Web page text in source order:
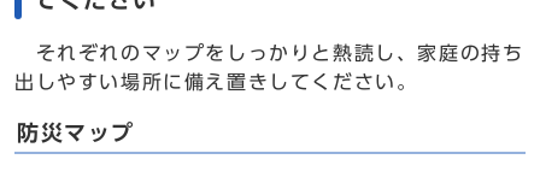
それぞれのマップをしっかりと熱読し、家庭の持ち
出しやすい場所に備え置きしてください。
防災マップ